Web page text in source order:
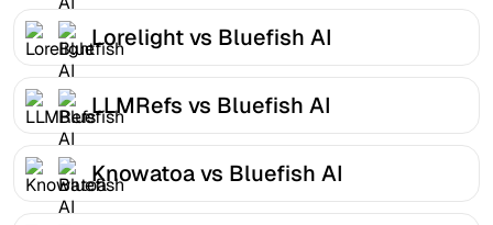
Lorelight vs Bluefish AI
LLMRefs vs Bluefish AI
Knowatoa vs Bluefish AI